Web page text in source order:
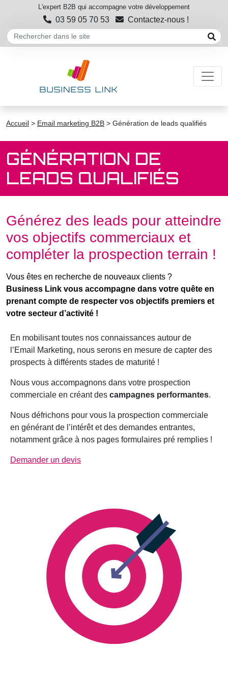
L'expert B2B qui accompagne votre développement
03 59 05 70 53 Contactez-nous !
Accueil > Email marketing B2B > Génération de leads qualifiés
GÉNÉRATION DE
LEADS QUALIFIÉS
Générez des leads pour atteindre
vos objectifs commerciaux et
compléter la prospection terrain !
Vous êtes en recherche de nouveaux clients ?
Business Link vous accompagne dans votre quête en
prenant compte de respecter vos objectifs premiers et
votre secteur d’activité !
En mobilisant toutes nos connaissances autour de
l’Email Marketing, nous serons en mesure de capter des
prospects à différents stades de maturité !
Nous vous accompagnons dans votre prospection
commerciale en créant des campagnes performantes.
Nous défrichons pour vous la prospection commerciale
en générant de l’intérêt et des demandes entrantes,
notamment grâce à nos pages formulaires pré remplies !
Demander un devis